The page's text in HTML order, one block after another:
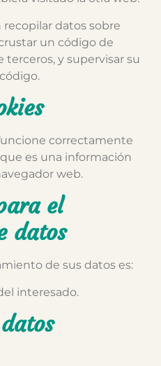
datos sobre
un código de
y supervisar su
correctamente
es una información
web.
el
datos
de sus datos es:
interesado.